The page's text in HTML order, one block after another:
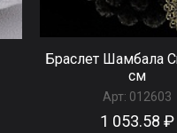
Браслет Шамбала
см
Арт: 012603
1 053.58 ₽